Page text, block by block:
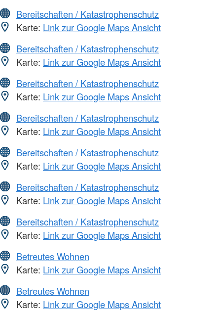
Bereitschaften / Katastrophenschutz
Karte: Link zur Google Maps Ansicht
Bereitschaften / Katastrophenschutz
Karte: Link zur Google Maps Ansicht
Bereitschaften / Katastrophenschutz
Karte: Link zur Google Maps Ansicht
Bereitschaften / Katastrophenschutz
Karte: Link zur Google Maps Ansicht
Bereitschaften / Katastrophenschutz
Karte: Link zur Google Maps Ansicht
Bereitschaften / Katastrophenschutz
Karte: Link zur Google Maps Ansicht
Bereitschaften / Katastrophenschutz
Karte: Link zur Google Maps Ansicht
Betreutes Wohnen
Karte: Link zur Google Maps Ansicht
Betreutes Wohnen
Karte: Link zur Google Maps Ansicht